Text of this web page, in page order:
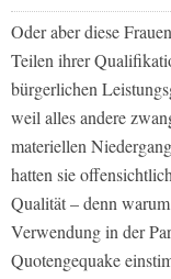
Oder aber diese
Teilen ihrer
bürgerlichen
weil alles andere
materiellen
hatten sie
Qualität – denn
Verwendung in der
Quotengequake